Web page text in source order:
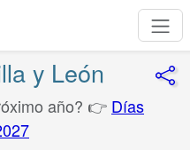
y León
año? 👉 Días